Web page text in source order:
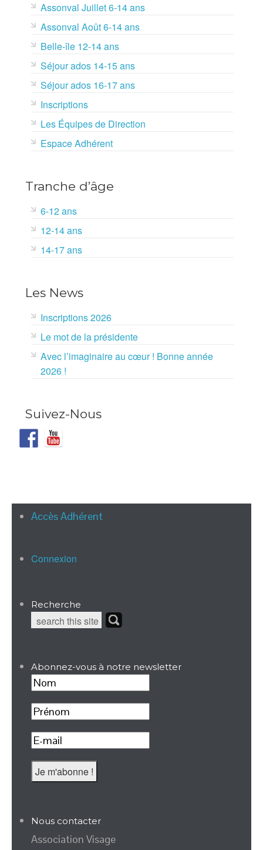
Assonval Juillet 6-14 ans
Assonval Août 6-14 ans
Belle-île 12-14 ans
Séjour ados 14-15 ans
Séjour ados 16-17 ans
Inscriptions
Les Équipes de Direction
Espace Adhérent
Tranche d’âge
6-12 ans
12-14 ans
14-17 ans
Les News
Inscriptions 2026
Le mot de la présidente
Avec l’imaginaire au cœur ! Bonne année
2026 !
Suivez-Nous
Accès Adhérent
Connexion
Recherche
Abonnez-vous à notre newsletter
Nous contacter
Association Visage